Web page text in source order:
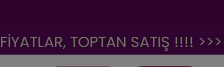
TOPTAN SATIŞ !!!! >>>